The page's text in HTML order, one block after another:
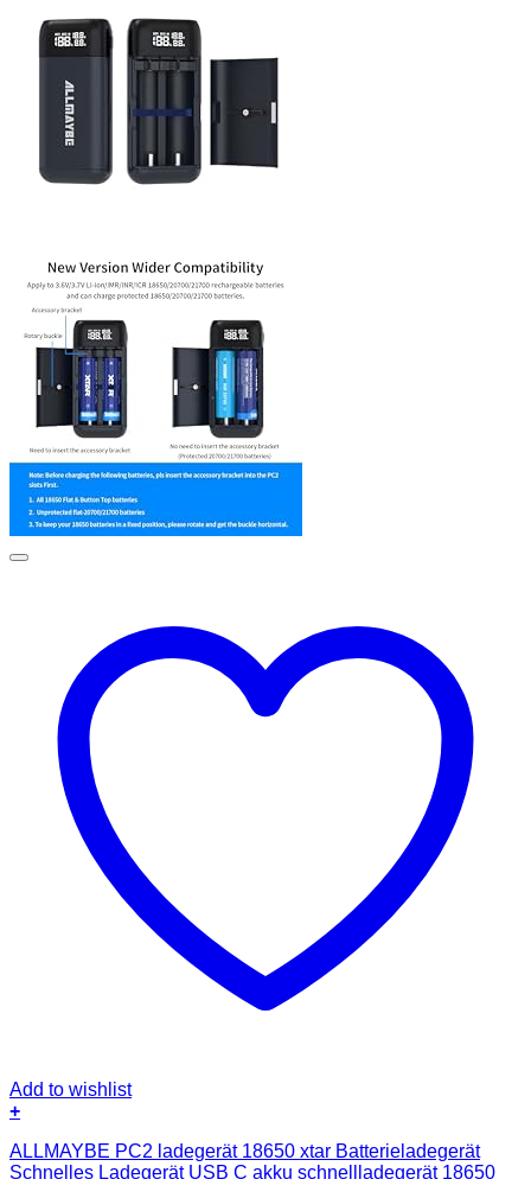
Add to wishlist
+
ALLMAYBE PC2 ladegerät 18650 xtar Batterieladegerät
Schnelles Ladegerät USB C akku schnellladegerät 18650